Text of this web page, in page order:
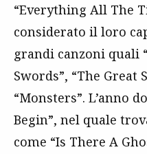
“Everything All The
considerato il loro
grandi canzoni quali
Swords”, “The Great
“Monsters”. L’anno
Begin”, nel quale
come “Is There A